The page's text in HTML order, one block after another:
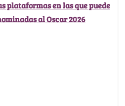
plataformas en las que puede
al Oscar 2026